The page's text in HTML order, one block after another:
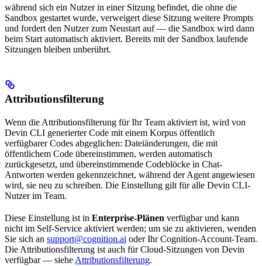
während sich ein Nutzer in einer Sitzung befindet, die ohne die
Sandbox gestartet wurde, verweigert diese Sitzung weitere Prompts
und fordert den Nutzer zum Neustart auf — die Sandbox wird dann
beim Start automatisch aktiviert. Bereits mit der Sandbox laufende
Sitzungen bleiben unberührt.
Attributionsfilterung
Wenn die Attributionsfilterung für Ihr Team aktiviert ist, wird von
Devin CLI generierter Code mit einem Korpus öffentlich
verfügbarer Codes abgeglichen: Dateiänderungen, die mit
öffentlichem Code übereinstimmen, werden automatisch
zurückgesetzt, und übereinstimmende Codeblöcke in Chat-
Antworten werden gekennzeichnet, während der Agent angewiesen
wird, sie neu zu schreiben. Die Einstellung gilt für alle Devin CLI-
Nutzer im Team.
Diese Einstellung ist in Enterprise-Plänen verfügbar und kann
nicht im Self-Service aktiviert werden; um sie zu aktivieren, wenden
Sie sich an support@cognition.ai oder Ihr Cognition-Account-Team.
Die Attributionsfilterung ist auch für Cloud-Sitzungen von Devin
verfügbar — siehe Attributionsfilterung.